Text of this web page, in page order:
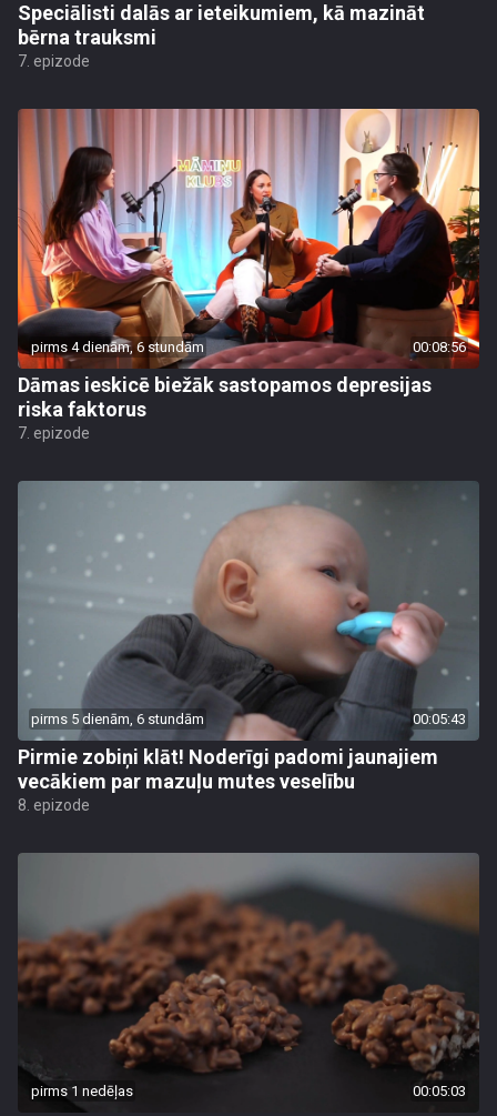
Speciālisti dalās ar ieteikumiem, kā mazināt
bērna trauksmi
7. epizode
pirms 4 dienām, 6 stundām 00:08:56
Dāmas ieskicē biežāk sastopamos depresijas
riska faktorus
7. epizode
pirms 5 dienām, 6 stundām 00:05:43
Pirmie zobiņi klāt! Noderīgi padomi jaunajiem
vecākiem par mazuļu mutes veselību
8. epizode
pirms 1 nedēļas 00:05:03